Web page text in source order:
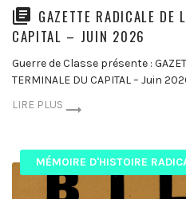
GAZETTE RADICALE DE
CAPITAL – JUIN 2026
Guerre de Classe présente :
TERMINALE DU CAPITAL – Juin
LIRE PLUS
MÉMOIRE D'HISTOIRE